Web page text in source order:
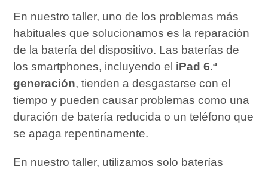
En nuestro taller, uno de los problemas más
habituales que solucionamos es la reparación
de la batería del dispositivo. Las baterías de
los smartphones, incluyendo el iPad 6.ª
generación, tienden a desgastarse con el
tiempo y pueden causar problemas como una
duración de batería reducida o un teléfono que
se apaga repentinamente.
En nuestro taller, utilizamos solo baterías